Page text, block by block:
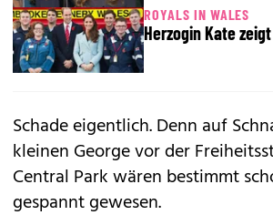
ROYALS IN WALES
Herzogin Kate
Schade eigentlich. Denn auf
kleinen George vor der
Central Park wären bestimmt
gespannt gewesen.